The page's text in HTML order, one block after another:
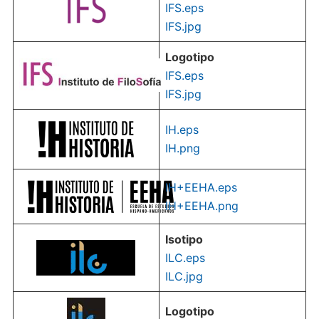
IFS.eps
IFS.jpg
Logotipo
IFS.eps
IFS.jpg
IH.eps
IH.png
IH+EEHA.eps
IH+EEHA.png
Isotipo
ILC.eps
ILC.jpg
Logotipo